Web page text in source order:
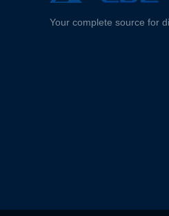
Your complete source for